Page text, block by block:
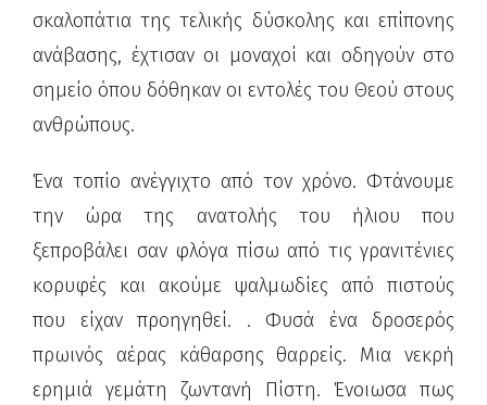
σκαλοπάτια της τελικής δύσκολης και επίπονης
ανάβασης, έχτισαν οι μοναχοί και οδηγούν στο
σημείο όπου δόθηκαν οι εντολές του Θεού στους
ανθρώπους.
Ένα τοπίο ανέγγιχτο από τον χρόνο. Φτάνουμε
την ώρα της ανατολής του ήλιου που
ξεπροβάλει σαν φλόγα πίσω από τις γρανιτένιες
κορυφές και ακούμε ψαλμωδίες από πιστούς
που είχαν προηγηθεί. . Φυσά ένα δροσερός
πρωινός αέρας κάθαρσης θαρρείς. Μια νεκρή
ερημιά γεμάτη ζωντανή Πίστη. Ένοιωσα πως